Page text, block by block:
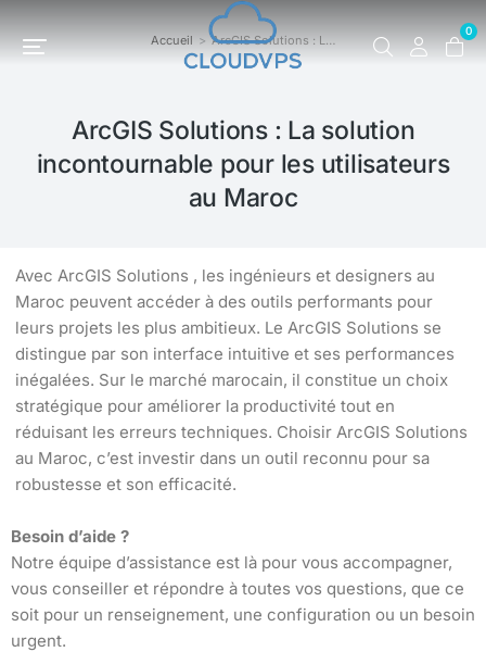
0
Vous êtes ici : Accueil ArcGIS Solutions : L…
ArcGIS Solutions : La solution
incontournable pour les utilisateurs
au Maroc
Avec ArcGIS Solutions , les ingénieurs et designers au
Maroc peuvent accéder à des outils performants pour
leurs projets les plus ambitieux. Le ArcGIS Solutions se
distingue par son interface intuitive et ses performances
inégalées. Sur le marché marocain, il constitue un choix
stratégique pour améliorer la productivité tout en
réduisant les erreurs techniques. Choisir ArcGIS Solutions
au Maroc, c’est investir dans un outil reconnu pour sa
robustesse et son efficacité.
Besoin d’aide ?
Notre équipe d’assistance est là pour vous accompagner,
vous conseiller et répondre à toutes vos questions, que ce
soit pour un renseignement, une configuration ou un besoin
urgent.